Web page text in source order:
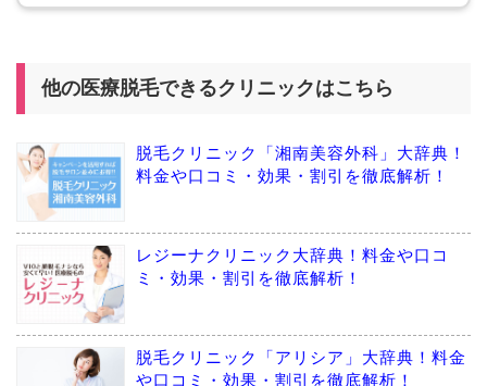
他の医療脱毛できるクリニックはこちら
脱毛クリニック「湘南美容外科」大辞典！
料金や口コミ・効果・割引を徹底解析！
レジーナクリニック大辞典！料金や口コ
ミ・効果・割引を徹底解析！
脱毛クリニック「アリシア」大辞典！料金
や口コミ・効果・割引を徹底解析！